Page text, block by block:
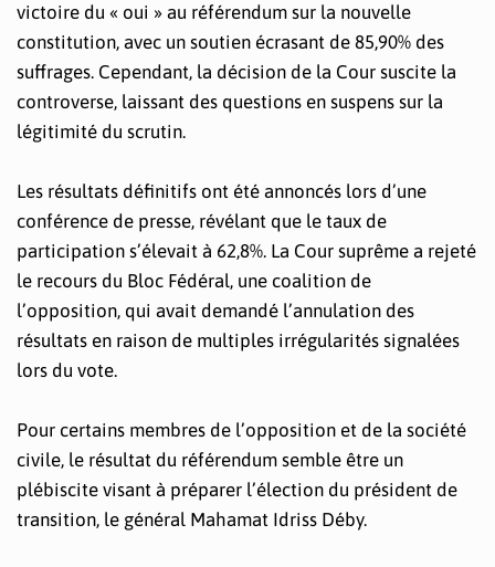
victoire du « oui » au référendum sur la nouvelle
constitution, avec un soutien écrasant de 85,90% des
suffrages. Cependant, la décision de la Cour suscite la
controverse, laissant des questions en suspens sur la
légitimité du scrutin.
Les résultats définitifs ont été annoncés lors d’une
conférence de presse, révélant que le taux de
participation s’élevait à 62,8%. La Cour suprême a rejeté
le recours du Bloc Fédéral, une coalition de
l’opposition, qui avait demandé l’annulation des
résultats en raison de multiples irrégularités signalées
lors du vote.
Pour certains membres de l’opposition et de la société
civile, le résultat du référendum semble être un
plébiscite visant à préparer l’élection du président de
transition, le général Mahamat Idriss Déby.